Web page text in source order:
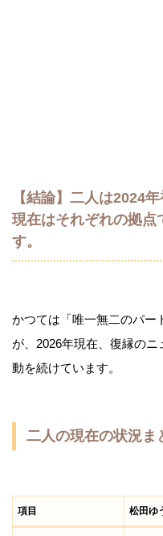
【結論】二人は2024
現在はそれぞれの拠点
す。
かつては「唯一無二のパー
が、2026年現在、復縁の
動を続けています。
二人の現在の状況ま
項目 松田ゆ